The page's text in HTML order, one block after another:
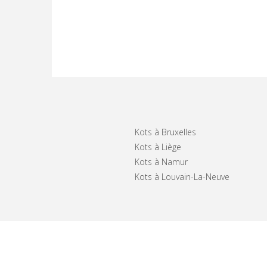
Kots à Bruxelles
Kots à Liège
Kots à Namur
Kots à Louvain-La-Neuve